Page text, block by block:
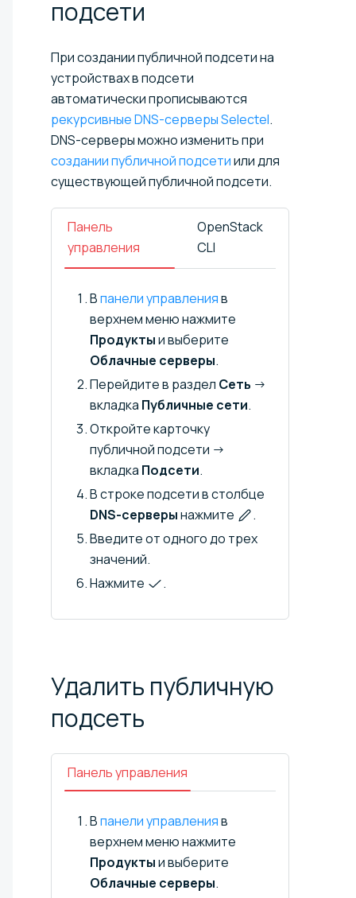
подсети
При создании публичной подсети на
устройствах в подсети
автоматически прописываются
рекурсивные DNS-серверы Selectel.
DNS-серверы можно изменить при
создании публичной подсетиили для
существующей публичной подсети.
Панель
управления
OpenStack
CLI
Впанели управленияв
верхнем меню нажмите
Продуктыи выберите
Облачные серверы.
Перейдите в раздел Сеть →
вкладка Публичные сети.
Откройте карточку
публичной подсети →
вкладка Подсети.
В строке подсети в столбце
DNS-серверынажмите
.
Введите от одного до трех
значений.
Нажмите
.
Удалить публичную
подсеть
Панель управления
Впанели управленияв
верхнем меню нажмите
Продуктыи выберите
Облачные серверы.